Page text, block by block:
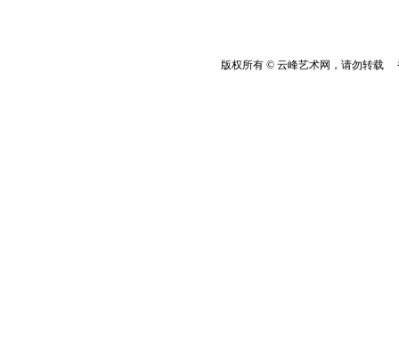
版权所有 © 云峰艺术网，请勿转载